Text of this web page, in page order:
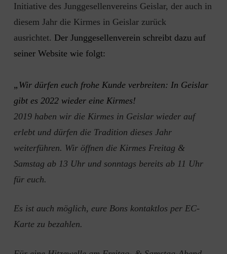
Initiative des Junggesellenvereins Geislar, der auch in
diesem Jahr die Kirmes in Geislar zurück
ausrichtet. Der Junggesellenverein schreibt dazu auf
seiner Website wie folgt:
„Wir dürfen euch frohe Kunde verbreiten: In Geislar
gibt es 2022 wieder eine Kirmes!
2019 haben wir die Kirmes in Geislar wieder auf
erlebt und dürfen die Tradition dieses Jahr
weiterführen. Wir öffnen die Kirmes Freitag &
Samstag ab 13 Uhr und sonntags bereits ab 11 Uhr
für euch.
Es ist auch möglich, eure Bons kontaktlos per EC-
Karte zu bezahlen.